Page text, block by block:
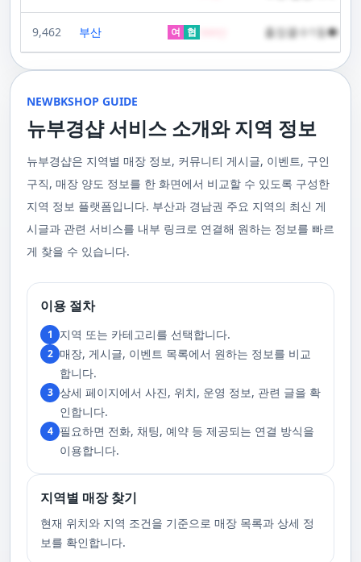
요. 부경샵 에서는 한국이나 태국에서 온 관리사 중에서 선택하실 수 있으며,
다른 곳에서는 찾아볼 수 없는 독특한 기술과 마인드를 가진 관리사들로 구
성되어 있어요. 이런 품질은 어디에서도 따라올 수 없죠.서비스의 질을 높이
기 위해 부경샵은 계속해서 훌륭한 관리사들을 모집하고 있답니다. 부산 출
장을 원하실 때는 언제든지 후불제로 예약하실 수 있어요, 이점 참고해주세
요. 사전에 예약하시면 더욱 쾌적한 부산 러시아 홈케어 서비스를 경험하실
대한 많은 관심 덕분에, 부경샵은 필요한 요구 사항들을 간단하게 필수적인
것들로 정리했어요. 이 가이드라인을 따라주시면, 서비스 이용 중에 문제가
생기지 않을 거예요. 첫째로, 너무 많은 알코올을 섭취해 만취 상태일 경우에
게 좋아요.서비스 당일에는 부경샵과의 원활한 의사소통이 중요해요, 그래
서 공중전화나 발신 제한으로는 연락이 어려워요. 또한, 자주 예약을 취소하
거나 예약 없이 나타나지 않는 경우, 앞으로 예약하기가 어려워질 수 있으니
가격으로 경험해 보세요.터치 -> 부경샵 홈페이지 터치 -> 더욱 새로워진 뉴
부경샵 홈페이지 터치 -> 부경샵앱 다운로드 - Google Play
100,000원일본인 관리사 스웨디시 VIP 코스 60분에 70,000원, 90분에
원 코스에 대한 궁금증이 있으시다면, 전화를 통한 상담을 추천드립니다.
부산 일본인 홈케어는 대면 서비스의 특성상, 직접 통화를 통한 문의와 예약
시면, 부경샵은 그에 최적화된 서비스를 제공하기 위해 최선을 다할 것입니
다. 언제든지 필요하실 때, 편리한 상담과 지원이 준비되어 있으니 주저하지
마시고 연락 주세요. 부산 일본인 홈케어 이용 방법에 대해서는, 서비스의
핵심은 바로 고객님의 현재 위치에서 직접 찾아가는 것입니다. 이 방식을 통
등, 자신만의 공간에서 편안한 맞춤형 마사지를 받으실 수 있습니다. 최근
한 마사지 서비스를 제공하기 위해 노력하고 있습니다. 부경샵의 주된 목적
은 고객님들이 긴장을 해소하고 새로운 활력을 얻을 수 있는 피난처를 마련
하는 것입니다. 또한, 부경샵 한국과 태국, 일본에서 온 관리사 중 선택이 가
능하며, 다른 곳에서 찾아볼 수 없는 독특한 기술과 마음가짐을 가진 관리사
를 자랑합니다. 이러한 품질은 비교할 수 없는 수준입니다. 서비스의 질을
더욱 높이기 위해, 부경샵은 지속적으로 우수한 일본인 관리사를 모집 중입
서비스를 경험하실 수 있습니다. 마지막으로 부산 일본인 홈케어 서비스를
이용하시기 전에, 아래 주의사항을 상세히 확인하시고 예약을 진행해 주시
기 바랍니다. 부경샵 서비스에 대한 높은 수요를 감안하여, 이용 요건을 간
소화하여 필수적인 사항으로 명시했습니다. 이 가이드라인을 따르시면, 서
비스 이용 중 문제가 발생하지 않을 것입니다. 특히, 과도한 알코올 섭취로
인해 만취 상태에서는 서비스 이용에 제한을 두고 있음을 명확히 합니다. 이
러한 상태에서는 다음 기회에 이용해 주시길 부탁드립니다. 서비스 도착 시
원활한 의사소통이 이루어질 수 있도록, 저희와의 연락이 반드시 가능해야
합니다. 이에 공중전화 사용이나 발신 번호 표시 제한으로의 통화는 받지 않
고 있습니다. 또한, 자주 발생하는 예약 취소나 무단으로 예약을 취소할 경
우, 향후 서비스 예약에 제약이 생길 수 있음을 알려드립니다. 시간을 효율적
으로 사용하며, 합리적인 가격으로 부경샵만의 특별한 경험을 하실 수 있습
한다는 점입니다. 이러한 기법은 근육의 긴장을 풀고 통증을 완화하는 데 효
과적입니다. 또한, 이 마사지는 혈액 순환을 촉진시켜 신체의 전반적인 피로
회복에 도움을 줍니다. 스트레스 해소와 이완에도 탁월하여, 많은 사람들이
정기적으로 받는 마사지입니다.2. 타이 마사지 타이 마사지는 동양의 전통
적인 마사지 방법으로, 신체의 스트레칭과 압력 포인트를 조합하여 신체의
균형을 맞추는 데 중점을 둡니다. 이 마사지는 유연성을 증진시키고 근육의
사지는 신체의 긴장을 풀어주고, 스트레스를 감소시키며, 전반적인 신체 기
서 유래한 마사지 방법으로, 의자에 앉은 상태에서 받을 수 있어 사무실이나
집에서도 쉽게 즐길 수 있습니다. 이 마사지는 특히 허리와 어깨의 피로를 해
소하는 데 효과적이며, 신체의 전반적인 이완을 도와 스트레스 감소에 도움
을 줍니다. 샤이츠 마사지는 짧은 시간에 효과적인 이완을 제공하여, 바쁜 일
상 속에서 짧은 휴식을 필요로 하는 현대인에게 적합합니다.4. 발 마사지 발
마사지는 발과 발목을 중심으로 이루어지는 마사지로, 신체의 균형을 유지
하고 전반적인 피로를 풀어주는 데 중점을 둡니다. 이 마사지는 발의 압력점
을 개선합니다. 발 마사지는 특히 장시간 서 있거나 걷는 일이 많은 사람들에
게 추천되며, 발의 피로 뿐만 아니라 전체적인 신체의 건강과 웰빙에도 긍정
적인 영향을 줍니다.부경샵 앱을 통해 부산 남포동 지역의 고객들은 이러한
춤형 서비스를 즐길 수 있습니다.출장마사지는 부경샵 ↓↓↓ 클릭
https://bkshop.kr/더욱 새로워진 출장마사지 뉴부경샵↓↓↓ 클릭
https://newbkshop.com/출장마사지 부경샵앱 다운로드↓↓↓ 클릭
https://play.google.com/store/apps/details?
고 있습니다. 친절한 상담원이 여러분의 마사지 능력을 평가하고, 여러분에
울 수 있는 이런 부경샵에서 예약하시는 것을 추천드립니다.때론, 그냥 누워
부산꿀통 디시에서 제공하는 서비스는 여러분에게 새로운 힐링의 기회를 제
사지는 여러분의 체질 개선, 스트레스 해소, 마음의 안정 등 다양한 효능을
가져다줍니다. 이와 같이 부산꿀통 디시의 마사지는 여러분의 건강을 지키
간을 가질 수 있게 해줍니다. 그리고 이런 부산꿀통 디시의 서비스를 편리하
게 예약하고 이용할 수 있게 도와주는 '부경샵' 어플은 부산과 경남 지역에서
최고의 마사지 어플로 추천받고 있습니다. 복잡한 예약 과정 없이, 부담 없이
부산꿀통 디시의 서비스를 이용하려는 분들께 부경샵 어플을 강력히 추천드
립니다.여러분의 건강과 힐링을 위해, 부산꿀통 디시와 부경샵이 함께하며,
모든 고민과 걱정 속에서 여러분을 위로하고 도와드리겠습니다. 부산꿀통
부산꿀통 디시의 건강한 마사지와 쾌적한 분위기 속에서 행복과 건강을 찾
주급
9,462
부산 여 협
출장콜수1등●하
주급
NEWBKSHOP GUIDE
뉴부경샵 서비스 소개와 지역 정보
뉴부경샵은 지역별 매장 정보, 커뮤니티 게시글, 이벤트, 구인
구직, 매장 양도 정보를 한 화면에서 비교할 수 있도록 구성한
지역 정보 플랫폼입니다. 부산과 경남권 주요 지역의 최신 게
시글과 관련 서비스를 내부 링크로 연결해 원하는 정보를 빠르
게 찾을 수 있습니다.
이용 절차
1 지역 또는 카테고리를 선택합니다.
2 매장, 게시글, 이벤트 목록에서 원하는 정보를 비교
합니다.
3 상세 페이지에서 사진, 위치, 운영 정보, 관련 글을 확
인합니다.
4 필요하면 전화, 채팅, 예약 등 제공되는 연결 방식을
이용합니다.
지역별 매장 찾기
현재 위치와 지역 조건을 기준으로 매장 목록과 상세 정
보를 확인합니다.